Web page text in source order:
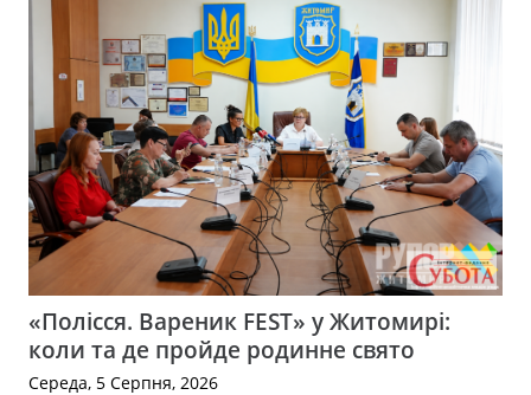
«Полісся. Вареник FEST» у Житомирі:
коли та де пройде родинне свято
Середа, 5 Серпня, 2026